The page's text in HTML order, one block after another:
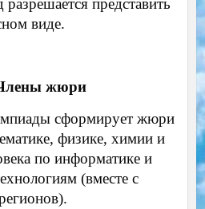
разрешается представить
виде.
жюри
сформирует жюри
физике, химии и
по информатике и
(вместе с